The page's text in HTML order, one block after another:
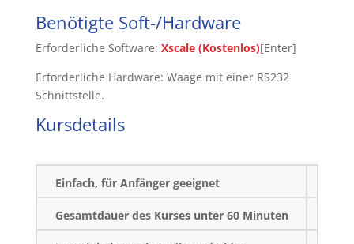
Benötigte Soft-/Hardware
Erforderliche Software: Xscale (Kostenlos)[Enter]
Erforderliche Hardware: Waage mit einer RS232
Schnittstelle.
Kursdetails
Einfach, für Anfänger geeignet
Gesamtdauer des Kurses unter 60 Minuten